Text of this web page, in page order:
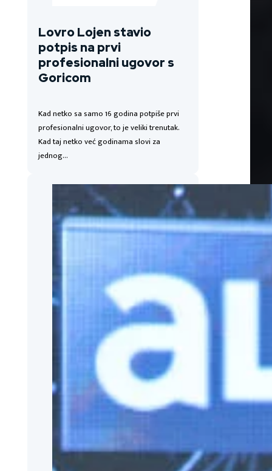
Lovro Lojen stavio
potpis na prvi
profesionalni ugovor s
Goricom
Kad netko sa samo 16 godina potpiše prvi
profesionalni ugovor, to je veliki trenutak.
Kad taj netko već godinama slovi za
jednog…